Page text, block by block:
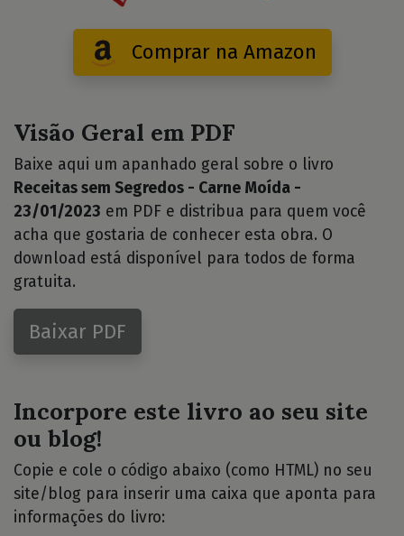
Comprar na Amazon
Visão Geral em PDF
Baixe aqui um apanhado geral sobre o livro
Receitas sem Segredos - Carne Moída -
23/01/2023 em PDF e distribua para quem você
acha que gostaria de conhecer esta obra. O
download está disponível para todos de forma
gratuita.
Baixar PDF
Incorpore este livro ao seu site
ou blog!
Copie e cole o código abaixo (como HTML) no seu
site/blog para inserir uma caixa que aponta para
informações do livro: